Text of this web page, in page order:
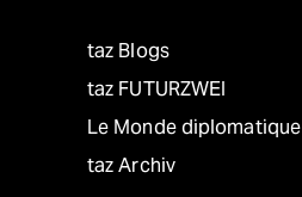
taz Blogs
taz FUTURZWEI
Le Monde diplomatique
taz Archiv